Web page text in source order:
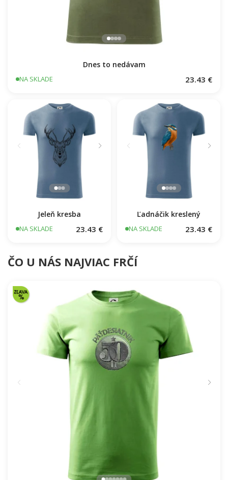
Dnes to nedávam
NA SKLADE 23.43 €
Jeleň kresba
NA SKLADE 23.43 €
Ľadnáčik kreslený
NA SKLADE 23.43 €
ČO U NÁS NAJVIAC FRČÍ